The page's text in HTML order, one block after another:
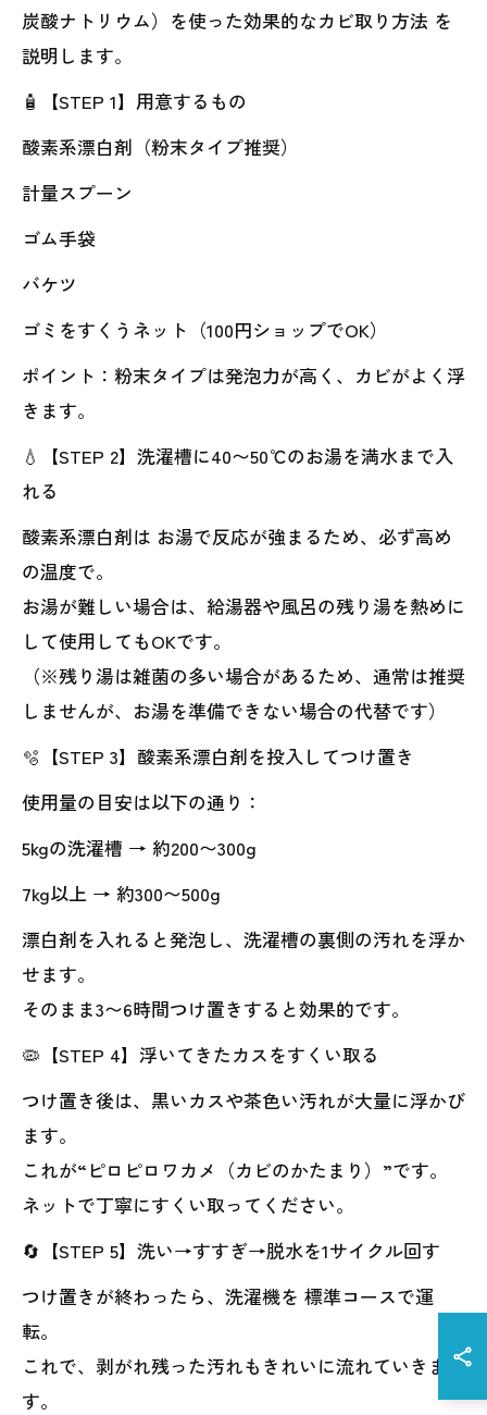
炭酸ナトリウム）を使った効果的なカビ取り方法 を
説明します。
🧴【STEP 1】用意するもの
酸素系漂白剤（粉末タイプ推奨）
計量スプーン
ゴム手袋
バケツ
ゴミをすくうネット（100円ショップでOK）
ポイント：粉末タイプは発泡力が高く、カビがよく浮
きます。
💧【STEP 2】洗濯槽に40〜50℃のお湯を満水まで入
れる
酸素系漂白剤は お湯で反応が強まるため、必ず高め
の温度で。
お湯が難しい場合は、給湯器や風呂の残り湯を熱めに
して使用してもOKです。
（※残り湯は雑菌の多い場合があるため、通常は推奨
しませんが、お湯を準備できない場合の代替です）
🫧【STEP 3】酸素系漂白剤を投入してつけ置き
使用量の目安は以下の通り：
5kgの洗濯槽 → 約200〜300g
7kg以上 → 約300〜500g
漂白剤を入れると発泡し、洗濯槽の裏側の汚れを浮か
せます。
そのまま3〜6時間つけ置きすると効果的です。
🦠【STEP 4】浮いてきたカスをすくい取る
つけ置き後は、黒いカスや茶色い汚れが大量に浮かび
ます。
これが“ピロピロワカメ（カビのかたまり）”です。
ネットで丁寧にすくい取ってください。
🔄【STEP 5】洗い→すすぎ→脱水を1サイクル回す
つけ置きが終わったら、洗濯機を 標準コースで運
転。
これで、剥がれ残った汚れもきれいに流れていきま
す。